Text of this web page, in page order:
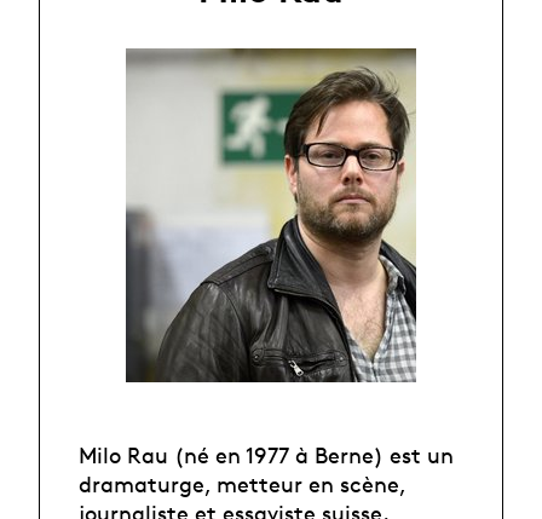
Milo Rau (né en 1977 à Berne) est un
dramaturge, metteur en scène,
journaliste et essayiste suisse.